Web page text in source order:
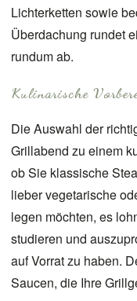
Lichterketten sowie
Überdachung rundet
rundum ab.
Kulinarische
Die Auswahl der
Grillabend zu einem
ob Sie klassische
lieber vegetarische
legen möchten, es
studieren und
auf Vorrat zu haben.
Saucen, die Ihre